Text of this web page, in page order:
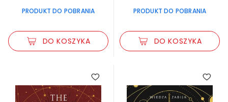
PRODUKT DO POBRANIA
DO KOSZYKA
PRODUKT DO POBRANIA
DO KOSZYKA